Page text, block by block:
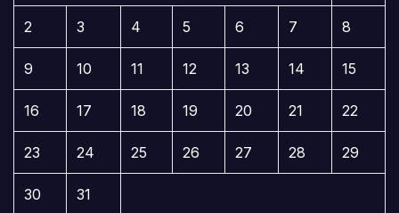
2 3 4 5 6 7 8
9 10 11 12 13 14 15
16 17 18 19 20 21 22
23 24 25 26 27 28 29
30 31